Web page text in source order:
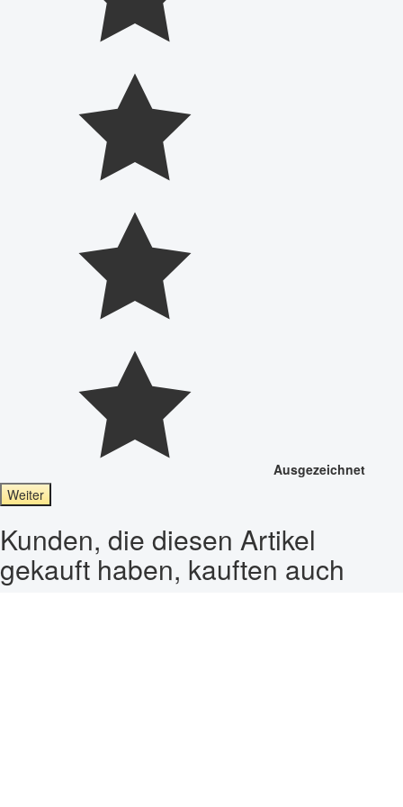
Ausgezeichnet
Weiter
Kunden, die diesen Artikel
gekauft haben, kauften auch